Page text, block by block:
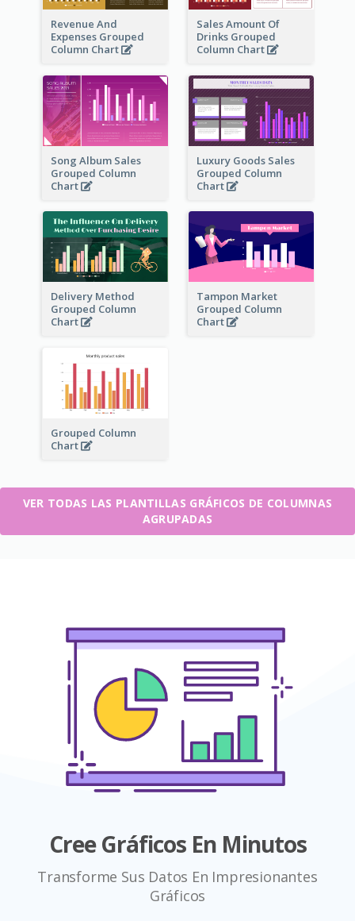
Revenue And
Expenses Grouped
Column Chart
Sales Amount Of
Drinks Grouped
Column Chart
Song Album Sales
Grouped Column
Chart
Luxury Goods Sales
Grouped Column
Chart
Delivery Method
Grouped Column
Chart
Tampon Market
Grouped Column
Chart
Grouped Column
Chart
VER TODAS LAS PLANTILLAS GRÁFICOS DE COLUMNAS
AGRUPADAS
Cree Gráficos En Minutos
Transforme Sus Datos En Impresionantes
Gráficos